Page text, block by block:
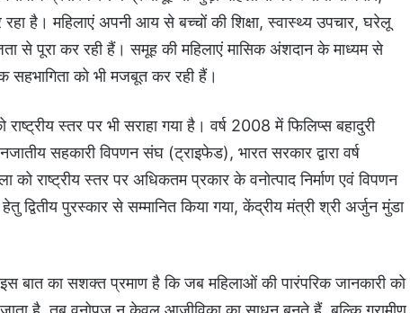
है। महिलाएं अपनी आय से बच्चों की शिक्षा, स्वास्थ्य उपचार, घरेलू
से पूरा कर रही हैं। समूह की महिलाएं मासिक अंशदान के माध्यम से
को भी मजबूत कर रही हैं।
स्तर पर भी सराहा गया है। वर्ष 2008 में फिलिप्स बहादुरी
सहकारी विपणन संघ (ट्राइफेड), भारत सरकार द्वारा वर्ष
राष्ट्रीय स्तर पर अधिकतम प्रकार के वनोत्पाद निर्माण एवं विपणन
पुरस्कार से सम्मानित किया गया, केंद्रीय मंत्री श्री अर्जुन मुंडा
बात का सशक्त प्रमाण है कि जब महिलाओं की पारंपरिक जानकारी को